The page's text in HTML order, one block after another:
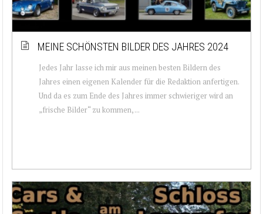
MEINE SCHÖNSTEN BILDER DES JAHRES 2024
Jedes Jahr lasse ich mir aus meinen besten Bildern des
Jahres einen eigenen Kalender für die Redaktion anfertigen.
Und da es zum Ende des Jahres immer schwieriger wird an
„frische Bilder“ zu kommen, ...